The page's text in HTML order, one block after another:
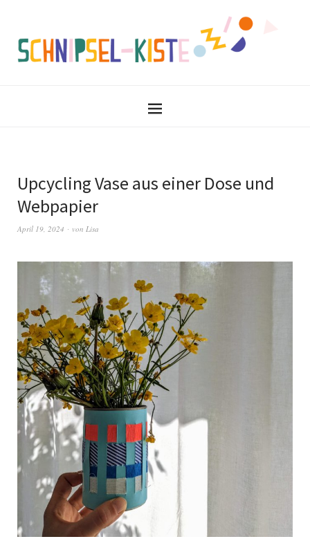
Upcycling Vase aus einer Dose und
Webpapier
April 19, 2024 von Lisa